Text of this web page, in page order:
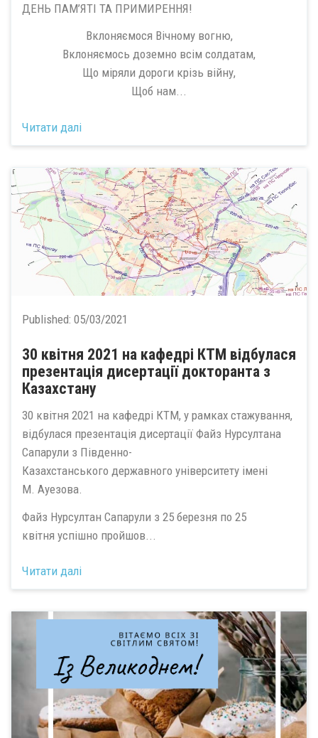
ДЕНЬ ПАМ’ЯТІ ТА ПРИМИРЕННЯ!
Вклоняємося Вічному вогню,
Вклоняємось доземно всім солдатам,
Що міряли дороги крізь війну,
Щоб нам...
Читати далі
Published: 05/03/2021
30 квітня 2021 на кафедрі КТМ відбулася
презентація дисертації докторанта з
Казахстану
30 квітня 2021 на кафедрі КТМ, у рамках стажування,
відбулася презентація дисертації Файз Нурсултана
Сапарули з Південно-
Казахстанського державного університету імені
М. Ауезова.
Файз Нурсултан Сапарули з 25 березня по 25
квітня успішно пройшов...
Читати далі